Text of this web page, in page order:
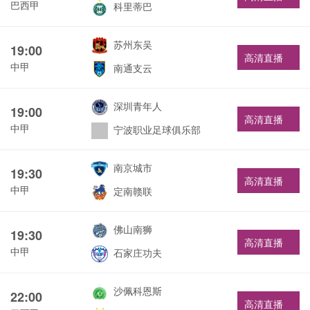
巴西甲 科里蒂巴
19:00
中甲
苏州东吴
南通支云
高清直播
19:00
中甲
深圳青年人
宁波职业足球俱乐部
高清直播
19:30
中甲
南京城市
定南赣联
高清直播
19:30
中甲
佛山南狮
石家庄功夫
高清直播
22:00
沙佩科恩斯
高清直播